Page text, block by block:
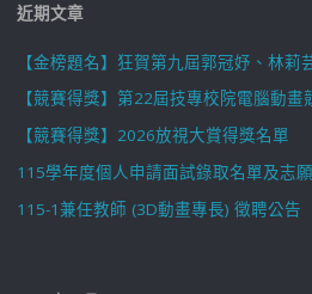
近期文章
【金榜題名】狂賀第九屆郭冠妤、林莉
【競賽得獎】第22屆技專校院電腦動畫
【競賽得獎】2026放視大賞得獎名單
115學年度個人申請面試錄取名單及志
115-1兼任教師 (3D動畫專長) 徵聘公告